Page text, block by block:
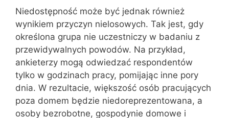
Niedostępność może być jednak również
wynikiem przyczyn nielosowych. Tak jest, gdy
określona grupa nie uczestniczy w badaniu z
przewidywalnych powodów. Na przykład,
ankieterzy mogą odwiedzać respondentów
tylko w godzinach pracy, pomijając inne pory
dnia. W rezultacie, większość osób pracujących
poza domem będzie niedoreprezentowana, a
osoby bezrobotne, gospodynie domowe i